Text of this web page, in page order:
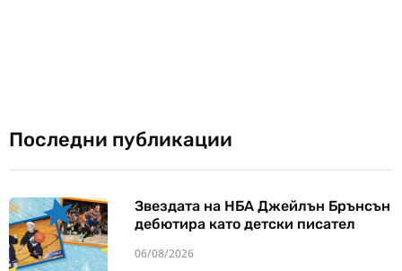
Последни публикации
Звездата на НБА Джейлън Брънсън
дебютира като детски писател
06/08/2026